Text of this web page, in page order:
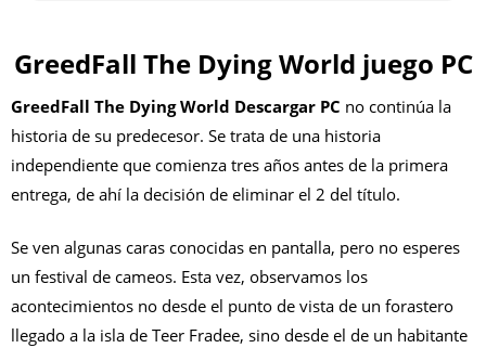
GreedFall The Dying World juego PC
GreedFall The Dying World Descargar PC no continúa la
historia de su predecesor. Se trata de una historia
independiente que comienza tres años antes de la primera
entrega, de ahí la decisión de eliminar el 2 del título.
Se ven algunas caras conocidas en pantalla, pero no esperes
un festival de cameos. Esta vez, observamos los
acontecimientos no desde el punto de vista de un forastero
llegado a la isla de Teer Fradee, sino desde el de un habitante